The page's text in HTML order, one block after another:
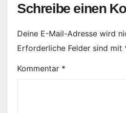
Schreibe einen
Deine E-Mail-Adresse wird
Erforderliche Felder sind mit
Kommentar *